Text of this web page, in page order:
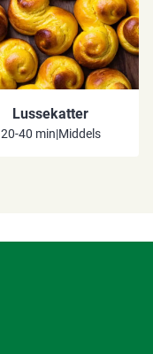
Lussekatter
20-40 min|Middels